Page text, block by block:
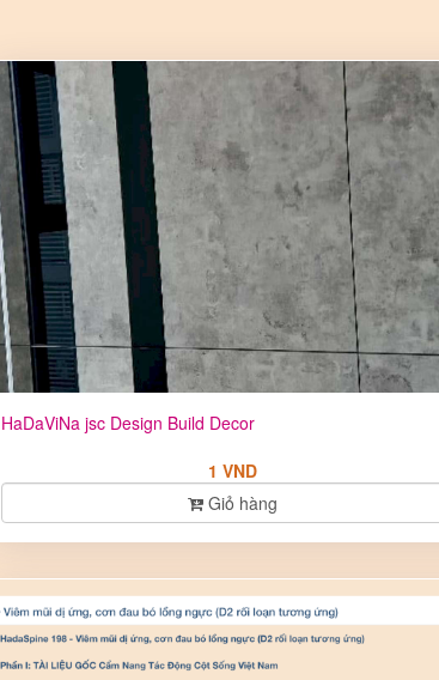
HaDaViNa jsc Design Build Decor
1 VND
Giỏ hàng